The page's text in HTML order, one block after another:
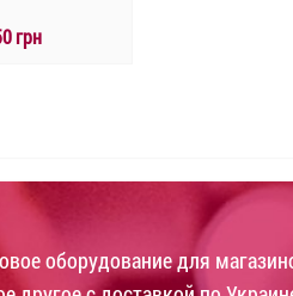
грн
оборудование для